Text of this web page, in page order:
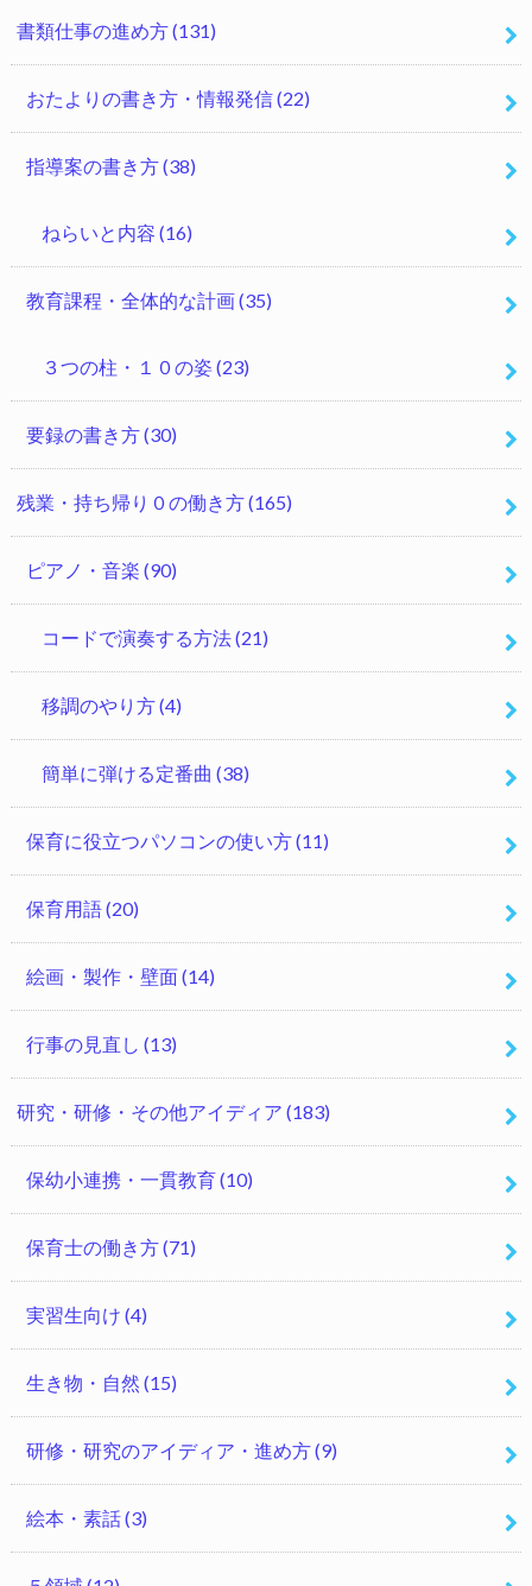
書類仕事の進め方(131)
おたよりの書き方・情報発信(22)
指導案の書き方(38)
ねらいと内容 (16)
教育課程・全体的な計画(35)
３つの柱・１０の姿(23)
要録の書き方(30)
残業・持ち帰り０の働き方(165)
ピアノ・音楽 (90)
コードで演奏する方法(21)
移調のやり方(4)
簡単に弾ける定番曲 (38)
保育に役立つパソコンの使い方(11)
保育用語(20)
絵画・製作・壁面(14)
行事の見直し (13)
研究・研修・その他アイディア (183)
保幼小連携・一貫教育(10)
保育士の働き方(71)
実習生向け (4)
生き物・自然 (15)
研修・研究のアイディア・進め方(9)
絵本・素話(3)